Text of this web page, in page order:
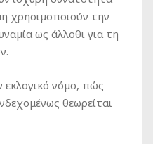
χρησιμοποιούν την
ως άλλοθι για τη
εκλογικό νόμο, πώς
θεωρείται